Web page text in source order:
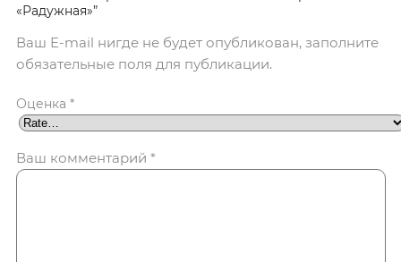
«Радужная»”
Ваш E-mail нигде не будет опубликован, заполните
обязательные поля для публикации.
Оценка *
Ваш комментарий *